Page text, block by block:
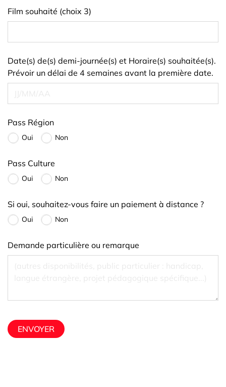
Film souhaité (choix 3)
Date(s) de(s) demi-journée(s) et Horaire(s) souhaitée(s).
Prévoir un délai de 4 semaines avant la première date.
Pass Région
Oui Non
Pass Culture
Oui Non
Si oui, souhaitez-vous faire un paiement à distance ?
Oui Non
Demande particulière ou remarque
ENVOYER